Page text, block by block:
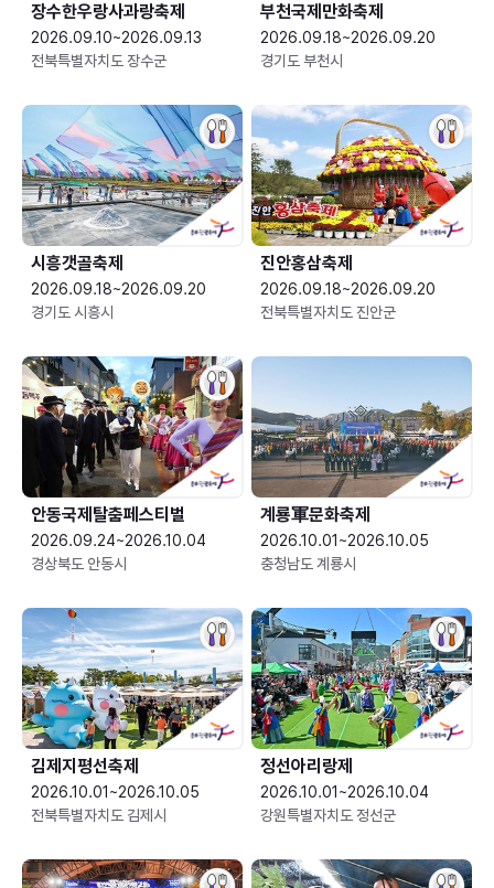
장수한우랑사과랑축제
2026.09.10~2026.09.13
전북특별자치도 장수군
부천국제만화축제
2026.09.18~2026.09.20
경기도 부천시
시흥갯골축제
2026.09.18~2026.09.20
경기도 시흥시
진안홍삼축제
2026.09.18~2026.09.20
전북특별자치도 진안군
안동국제탈춤페스티벌
2026.09.24~2026.10.04
경상북도 안동시
2026.10.01~2026.10.05
충청남도 계룡시
김제지평선축제
2026.10.01~2026.10.05
전북특별자치도 김제시
정선아리랑제
2026.10.01~2026.10.04
강원특별자치도 정선군